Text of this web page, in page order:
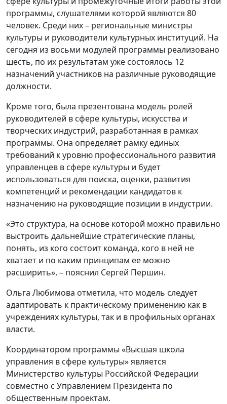
программы, слушателями которой являются 80
человек. Среди них – региональные министры
культуры и руководители культурных институций. На
сегодня из восьми модулей программы реализовано
шесть, по их результатам уже состоялось 12
назначений участников на различные руководящие
должности.
Кроме того, была презентована модель ролей
руководителей в сфере культуры, искусства и
творческих индустрий, разработанная в рамках
программы. Она определяет рамку единых
требований к уровню профессионального развития
управленцев в сфере культуры и будет
использоваться для поиска, оценки, развития
компетенций и рекомендации кандидатов к
назначению на руководящие позиции в индустрии.
«Это структура, на основе которой можно правильно
выстроить дальнейшие стратегические планы,
понять, из кого состоит команда, кого в ней не
хватает и по каким принципам ее можно
расширить», – пояснил Сергей Першин.
Ольга Любимова отметила, что модель следует
адаптировать к практическому применению как в
учреждениях культуры, так и в профильных органах
власти.
Координатором программы «Высшая школа
управления в сфере культуры» является
Министерство культуры Российской Федерации
совместно с Управлением Президента по
общественным проектам.